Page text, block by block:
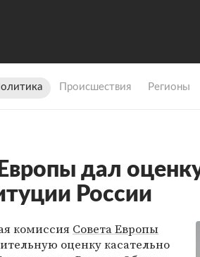
Происшествия Регионы
дал
России
комиссия Совета Европы
оценку касательно